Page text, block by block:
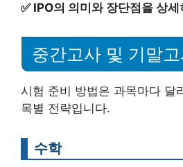
✅ IPO의 의미와 장단점을 상
중간고사 및 기말
시험 준비 방법은 과목마다 달
목별 전략입니다.
수학